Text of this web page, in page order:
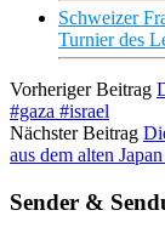
Schweizer
Turnier des
Vorheriger Beitrag
#gaza #israel
Nächster Beitrag
aus dem alten
Sender &